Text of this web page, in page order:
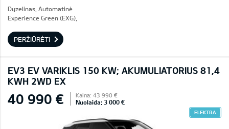
Dyzelinas, Automatinė
Experience Green (EXG),
PERŽIŪRĖTI
EV3 EV VARIKLIS 150 KW; AKUMULIATORIUS 81,4
KWH 2WD EX
40 990 € Kaina: 43 990 €
Nuolaida: 3 000 €
ELEKTRA